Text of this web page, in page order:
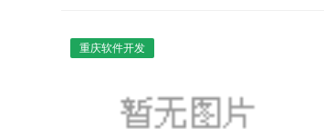
重庆软件开发